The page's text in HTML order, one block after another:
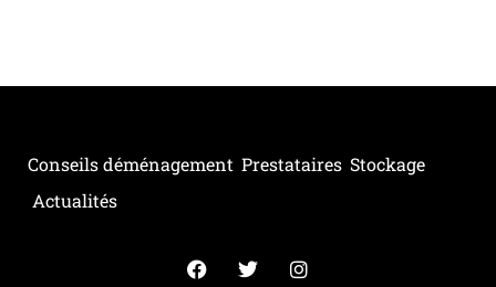
Conseils déménagement Prestataires Stockage
Actualités